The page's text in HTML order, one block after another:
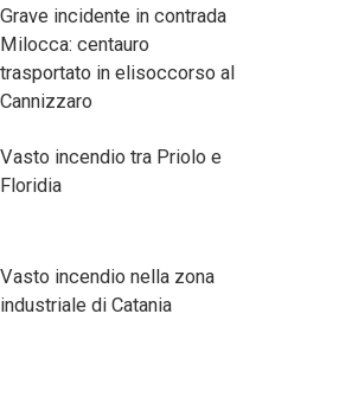
Grave incidente in contrada
Milocca: centauro
trasportato in elisoccorso al
Cannizzaro
Vasto incendio tra Priolo e
Floridia
Vasto incendio nella zona
industriale di Catania